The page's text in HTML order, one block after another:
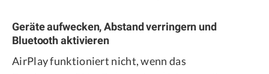
Geräte aufwecken, Abstand verringern und
Bluetooth aktivieren
AirPlay funktioniert nicht, wenn das